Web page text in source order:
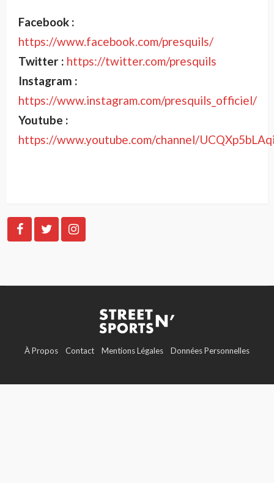
Facebook :
https://www.facebook.com/presquils/
Twitter : https://twitter.com/presquils
Instagram :
https://www.instagram.com/presquils_officiel/
Youtube :
https://www.youtube.com/channel/
À Propos Contact Mentions Légales Données Personnelles